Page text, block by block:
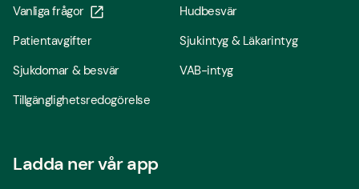
Vanliga frågor
Patientavgifter
Sjukdomar & besvär
Tillgänglighetsredogörelse
Hudbesvär
Sjukintyg & Läkarintyg
VAB-intyg
Ladda ner vår app